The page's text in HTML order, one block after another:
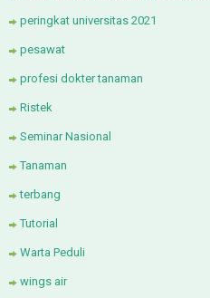
peringkat universitas 2021
pesawat
profesi dokter tanaman
Ristek
Seminar Nasional
Tanaman
terbang
Tutorial
Warta Peduli
wings air